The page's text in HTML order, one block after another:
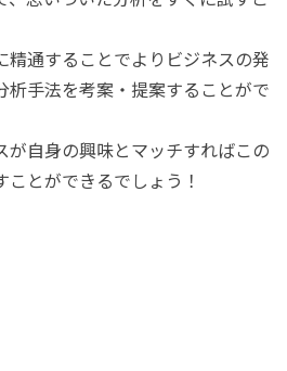
精通することでよりビジネスの発
析手法を考案・提案することがで
が自身の興味とマッチすればこの
とができるでしょう！